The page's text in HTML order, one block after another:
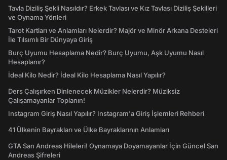
Tavla Diziliş Şekli Nasıldır? Erkek Tavlası ve Kız Tavlası Diziliş Şekilleri
ve Oynama Yönleri
Tarot Kartları ve Anlamları Nelerdir? Majör ve Minör Arkana Desteleri
İle Tılsımlı Bir Dünyaya Giriş
Burç Uyumu Hesaplama Nedir? Burç Uyumu, Aşk Uyumu Nasıl
Hesaplanır?
İdeal Kilo Nedir? İdeal Kilo Hesaplama Nasıl Yapılır?
Ders Çalışırken Dinlenecek Müzikler Nelerdir? Müziksiz
Çalışamayanlar Toplanın!
Instagram Giriş Nasıl Yapılır? Instagram'a Giriş İşlemleri Rehberi
41 Ülkenin Bayrakları ve Ülke Bayraklarının Anlamları
GTA San Andreas Hileleri! Oynamaya Doyamayanlar İçin Güncel San
Andreas Şifreleri